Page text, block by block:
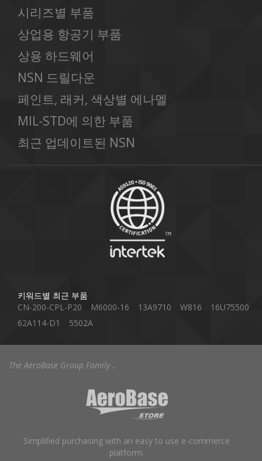
시리즈별 부품
상업용 항공기 부품
상용 하드웨어
NSN 드릴다운
페인트, 래커, 색상별 에나멜
MIL-STD에 의한 부품
최근 업데이트된 NSN
키워드별 최근 부품
CN-200-CPL-P20
M6000-16 13A9710 W816
16U75500
62A114-D1
5502A
The AeroBase Group Family ..
Simplified purchasing with an easy to use e-commerce
platform.